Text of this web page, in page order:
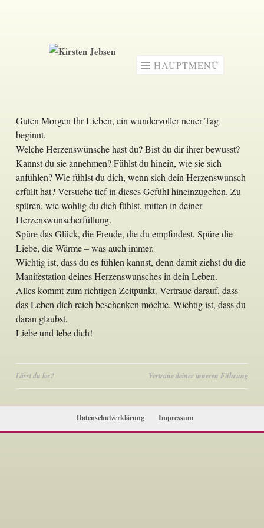
HAUPTMENÜ
Guten Morgen Ihr Lieben, ein wundervoller neuer Tag
beginnt.
Welche Herzenswünsche hast du? Bist du dir ihrer bewusst?
Kannst du sie annehmen? Fühlst du hinein, wie sie sich
anfühlen? Wie fühlst du dich, wenn sich dein Herzenswunsch
erfüllt hat? Versuche tief in dieses Gefühl hineinzugehen. Zu
spüren, wie wohlig du dich fühlst, mitten in deiner
Herzenswunscherfüllung.
Spüre das Glück, die Freude, die du empfindest. Spüre die
Liebe, die Wärme – was auch immer.
Wichtig ist, dass du es fühlen kannst, denn damit ziehst du die
Manifestation deines Herzenswunsches in dein Leben.
Alles kommt zum richtigen Zeitpunkt. Vertraue darauf, dass
das Leben dich reich beschenken möchte. Wichtig ist, dass du
daran glaubst.
Liebe und lebe dich!
Beitragsnavigation
Lässt du los? Vertraue deiner inneren Führung
Datenschutzerklärung Impressum